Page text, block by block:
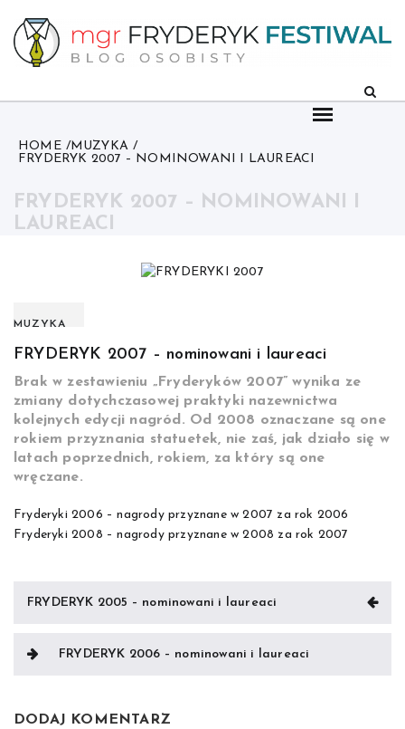
content
HOME
MUZYKA
FRYDERYK 2007 – NOMINOWANI I LAUREACI
FRYDERYK 2007 – NOMINOWANI I
LAUREACI
MUZYKA
FRYDERYK 2007 – nominowani i laureaci
Brak w zestawieniu „Fryderyków 2007” wynika ze
zmiany dotychczasowej praktyki nazewnictwa
kolejnych edycji nagród. Od 2008 oznaczane są one
rokiem przyznania statuetek, nie zaś, jak działo się w
latach poprzednich, rokiem, za który są one
wręczane.
Fryderyki 2006 – nagrody przyznane w 2007 za rok 2006
Fryderyki 2008 – nagrody przyznane w 2008 za rok 2007
Nawigacja
FRYDERYK 2005 – nominowani i laureaci
FRYDERYK 2006 – nominowani i laureaci
DODAJ KOMENTARZ